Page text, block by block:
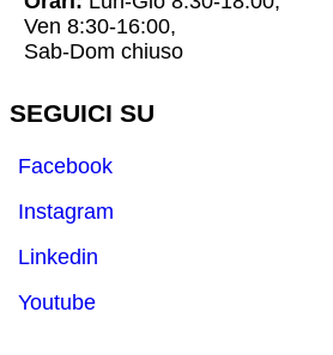
Ven 8:30-16:00,
Sab-Dom chiuso
SEGUICI SU
Facebook
Instagram
Linkedin
Youtube